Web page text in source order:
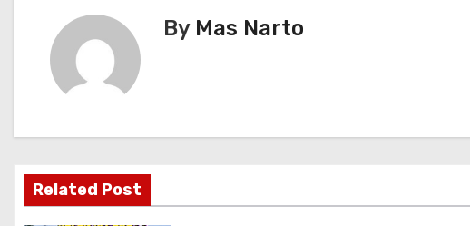
v
i
g
By Mas Narto
Related Post